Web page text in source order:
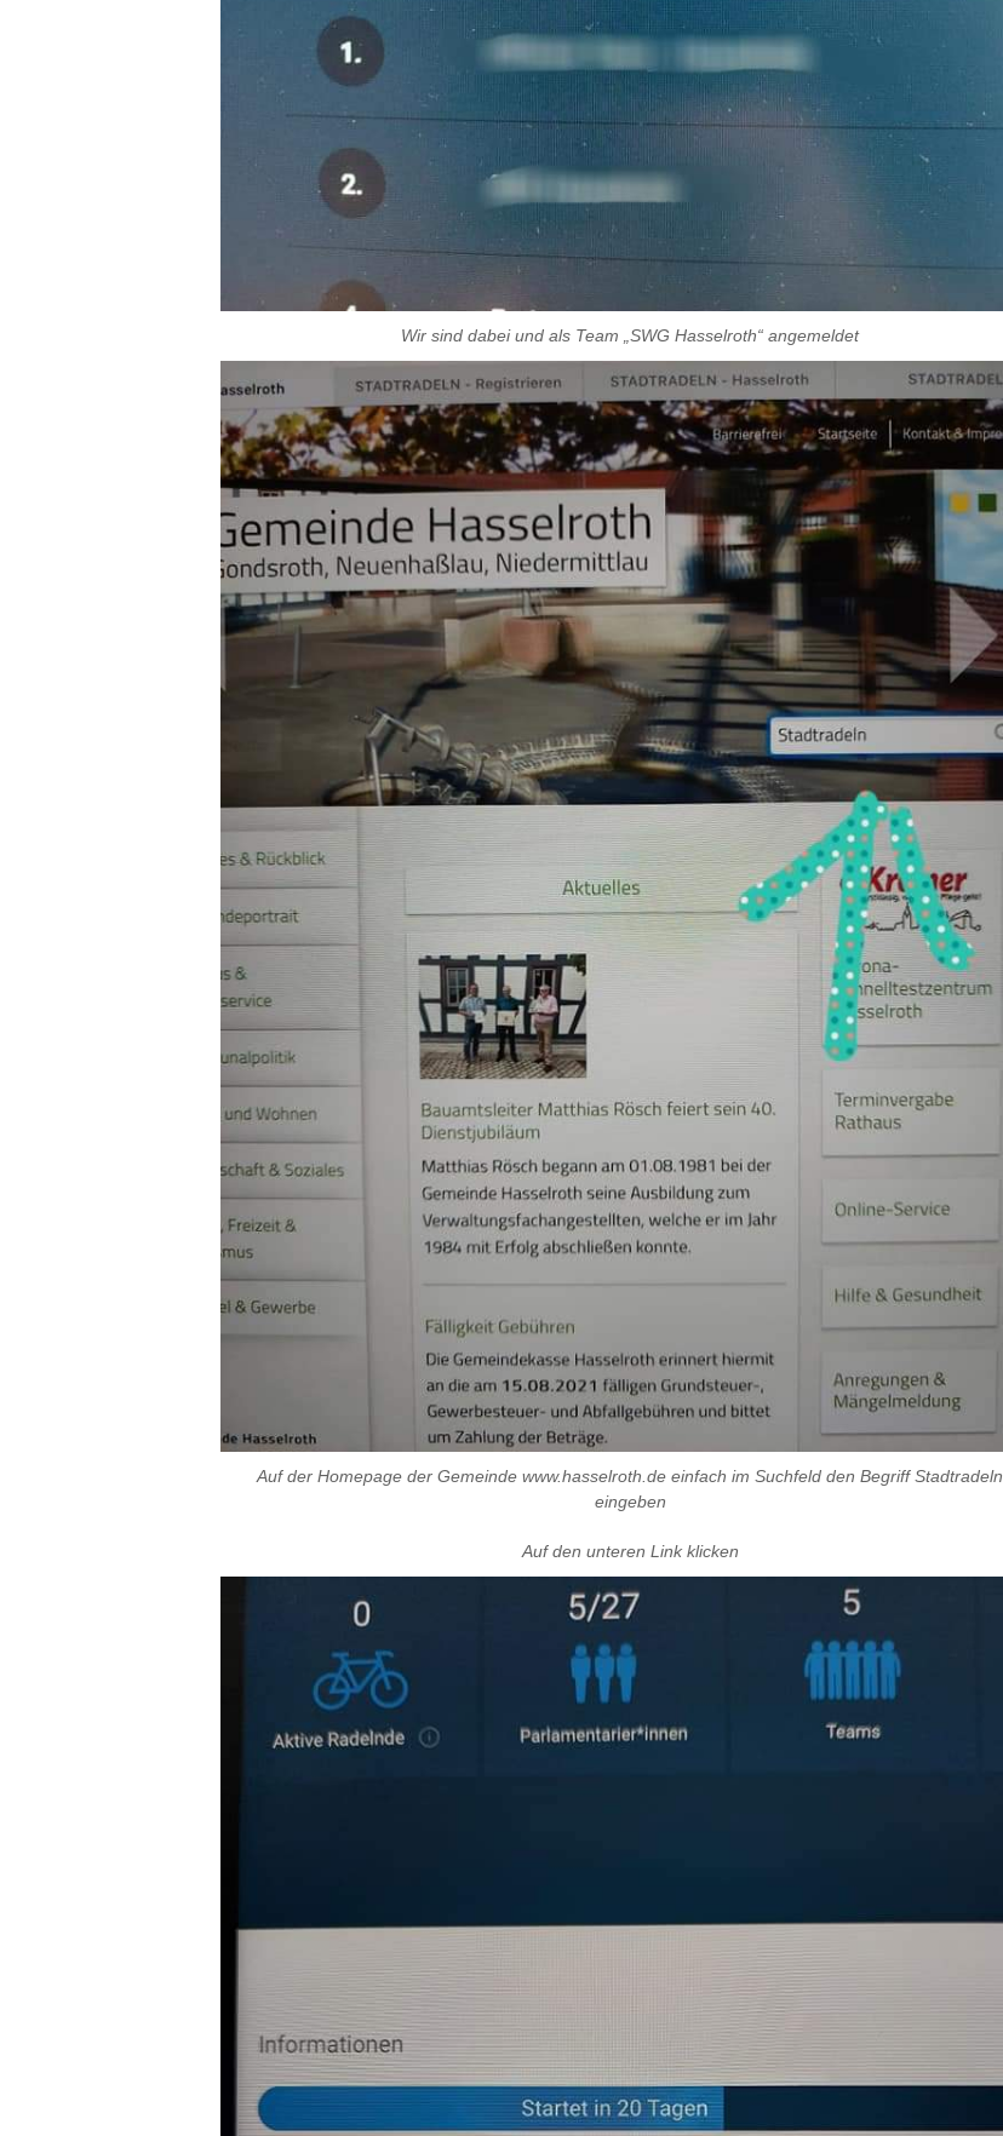
Wir sind dabei und als Team „SWG Hasselroth“ angemeldet
Auf der Homepage der Gemeinde www.hasselroth.de einfach im Suchfeld den Begriff Stadtradeln
eingeben
Auf den unteren Link klicken